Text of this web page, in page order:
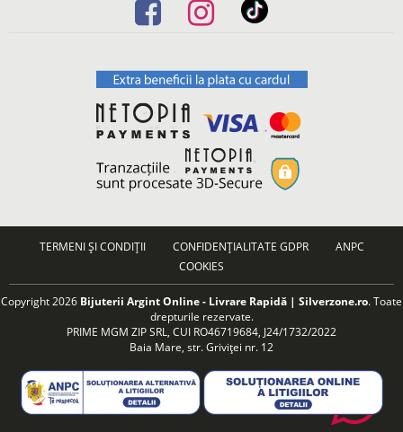
TERMENI ȘI CONDIȚII CONFIDENȚIALITATE GDPR
ANPC
COOKIES
Copyright 2026 Bijuterii Argint Online - Livrare Rapidă | Silverzone.ro. Toate
drepturile rezervate.
PRIME MGM ZIP SRL, CUI RO46719684, J24/1732/2022
Baia Mare, str. Griviței nr. 12